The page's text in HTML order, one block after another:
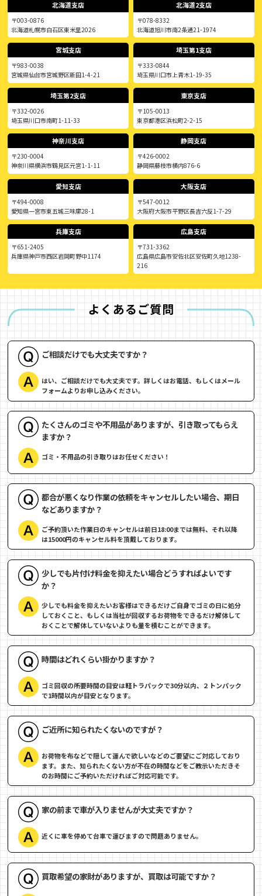
北海道支店
〒003-0876
北海道札幌市白石区東米里2026
北海道2支店
〒078-8332
北海道旭川市南2条通21-1974
宮城支店
〒983-0038
宮城県仙台市宮城野区新田1-4-21
埼玉第1支店
〒333-0844
埼玉県川口市上青木1-19-35
埼玉第2支店
〒332-0026
埼玉県川口市南町1-11-33
東京支店
〒105-0013
東京都港区浜松町2-2-15
神奈川支店
〒230-0004
神奈川県横浜市鶴見区元宮1-1-11
静岡支店
〒426-0002
静岡県藤枝市横内876-6
愛知支店
〒494-0008
愛知県一宮市東五城三味廓28-1
大阪支店
〒547-0012
大阪府大阪市平野区長吉六反1-7-29
兵庫支店
〒651-2405
兵庫県神戸市西区岩岡町野中1174
広島支店
〒731-3362
広島県広島市安佐北区安佐町久地1238-
216
ご相談だけでも大丈夫ですか？
はい、ご相談だけでも大丈夫です。詳しくはお電話、もしくはメール
フォームよりお申し込みください。
たくさんのゴミや不用品がありますが、引き取ってもらえ
ますか？
ゴミ・不用品の引き取りはお任せください！
都合が悪くなり作業の依頼をキャンセルしたい場合、期日
などありますか？
ご予約頂いた作業日のキャンセルは前日18:00までは無料、それ以降
は15000円のキャンセル料を頂戴しております。
少しでも片付け料金を抑えたい場合どうすればよいです
か？
少しでも料金を抑えたいお客様はできるだけご自身でゴミの日に処分
しておくこと、もしくは当社が回収するお荷物をできるだけ解体して
おくことで解体していないよりも量を積むことができます。
時間はどれくらい掛かりますか？
ゴミ回収の所要時間の目安は軽トラパックで30分以内、２トンパック
で1時間以内が目安となります。
ご近所に知られたくないのですが？
お荷物を布などで隠して運んで欲しいなどのご要望にご対応しており
ます。また、知られたくない方が不在の時間などをご教示いただきそ
のお時間にご予約いただければご対応可能です。
家の前まで車が入りませんが大丈夫ですか？
近くに車を停めて台車で運びますので問題ありません。
買取希望の家財がありますが、買取は可能ですか？